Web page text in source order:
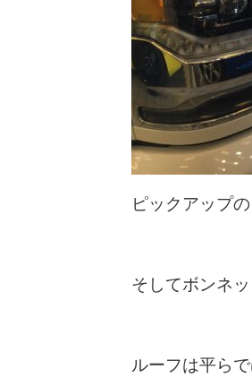
ピックアップ
そしてボンネッ
ルーフは平ら